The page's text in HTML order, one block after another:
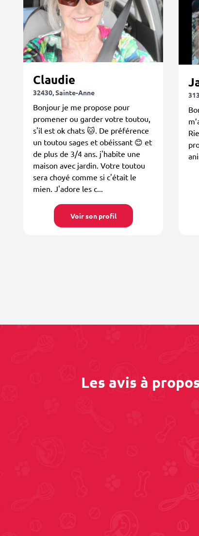
Claudie
32430, Sainte-Anne
Bonjour je me propose pour
promener ou garder votre toutou,
s'il est ok chats 🐱. De préférence
un toutou sages et obéissant 😊 et
de plus de 3/4 ans. j'habite une
maison avec jardin. Votre toutou
sera choyé comme si c'était le
mien. J'adore les c...
Voir son profil
Les avis à